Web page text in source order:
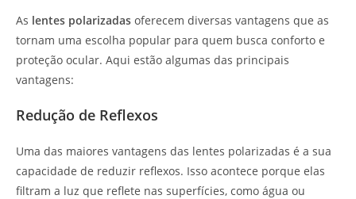
As lentes polarizadas oferecem diversas vantagens que as
tornam uma escolha popular para quem busca conforto e
proteção ocular. Aqui estão algumas das principais
vantagens:
Redução de Reflexos
Uma das maiores vantagens das lentes polarizadas é a sua
capacidade de reduzir reflexos. Isso acontece porque elas
filtram a luz que reflete nas superfícies, como água ou